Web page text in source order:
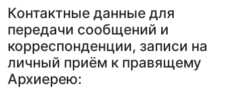
Контактные данные для
передачи сообщений и
корреспонденции, записи на
личный приём к правящему
Архиерею: